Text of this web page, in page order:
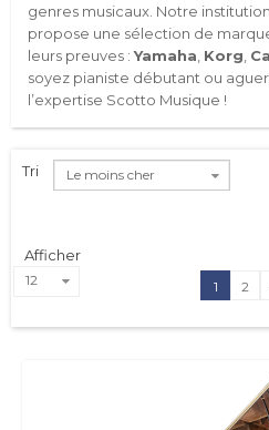
genres musicaux. Notre
propose une sélection de
leurs preuves :Yamaha Korg
soyez pianiste débutant ou
l’expertise Scotto Musique !
1 2
Tri Le moins cher
Afficher
12